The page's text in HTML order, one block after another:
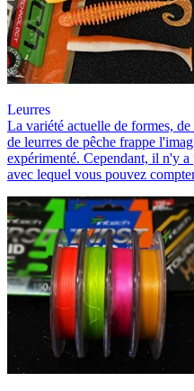
Leurres
La variété actuelle de formes,
de leurres de pêche frappe
expérimenté. Cependant, il n'y
avec lequel vous pouvez